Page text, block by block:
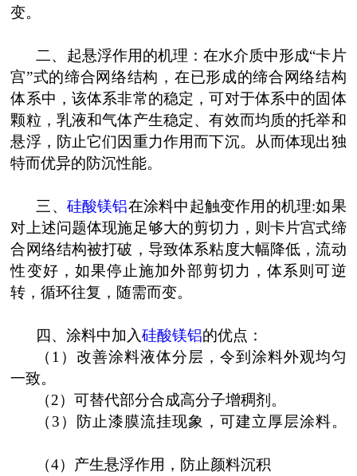
变。
二、起悬浮作用的机理：在水介质中形成“卡片
宫”式的缔合网络结构，在已形成的缔合网络结构
体系中，该体系非常的稳定，可对于体系中的固体
颗粒，乳液和气体产生稳定、有效而均质的托举和
悬浮，防止它们因重力作用而下沉。从而体现出独
特而优异的防沉性能。
三、 硅酸镁铝在涂料中起触变作用的机理:如果
对上述问题体现施足够大的剪切力，则卡片宫式缔
合网络结构被打破，导致体系粘度大幅降低，流动
性变好，如果停止施加外部剪切力，体系则可逆
转，循环往复，随需而变。
四、涂料中加入硅酸镁铝的优点：
（1 ）改善涂料液体分层，令到涂料外观均匀
一致。
（2）可替代部分合成高分子增稠剂。
（3 ）防止漆膜流挂现象，可建立厚层涂料。
（4）产生悬浮作用，防止颜料沉积